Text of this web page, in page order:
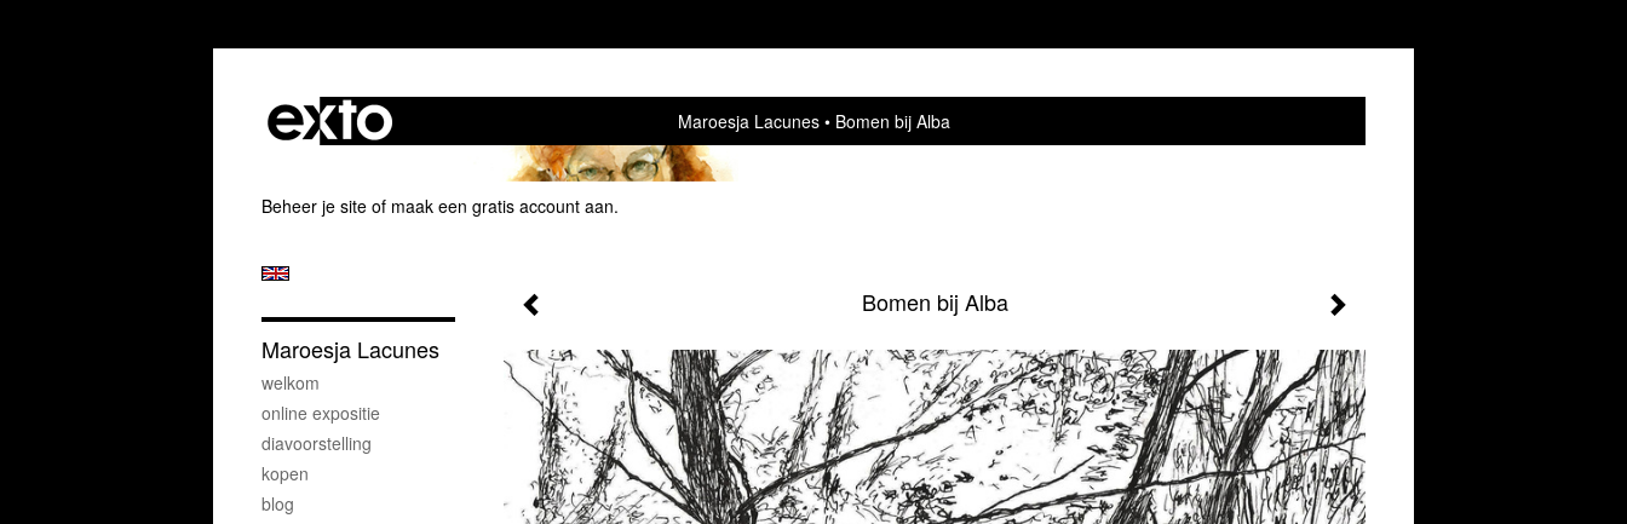
Maroesja Lacunes Bomen bij Alba
Beheer je site of maak een gratis account aan.
Bomen bij Alba
Maroesja Lacunes
welkom
online expositie
diavoorstelling
kopen
blog